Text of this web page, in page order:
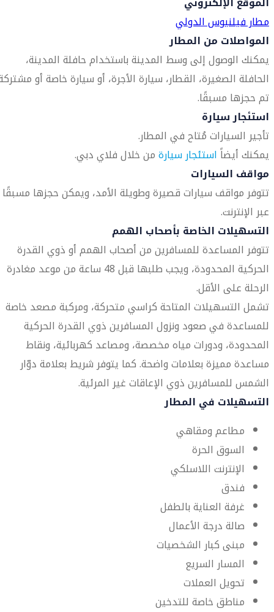
مطار فيلنيوس الدولي
المواصلات من المطار
يمكنك الوصول إلى وسط المدينة باستخدام حافلة المدينة،
الحافلة الصغيرة، القطار، سيارة الأجرة، أو سيارة خاصة أو
تم حجزها مسبقًا.
استئجار سيارة
تأجير السيارات مُتاح في المطار.
يمكنك أيضاًاستئجار سيارةمن خلال فلاي دبي.
مواقف السيارات
تتوفر مواقف سيارات قصيرة وطويلة الأمد، ويمكن حجزها مسبقًا
عبر الإنترنت.
التسهيلات الخاصة بأصحاب الهمم
تتوفر المساعدة للمسافرين من أصحاب الهمم أو ذوي القدرة
الحركية المحدودة، ويجب طلبها قبل 48 ساعة من موعد مغادرة
الرحلة على الأقل.
تشمل التسهيلات المتاحة كراسي متحركة، ومركبة مصعد خاصة
للمساعدة في صعود ونزول المسافرين ذوي القدرة الحركية
المحدودة، ودورات مياه مخصصة، ومصاعد كهربائية، ونقاط
مساعدة مميزة بعلامات واضحة. كما يتوفر شريط بعلامة دوّار
الشمس للمسافرين ذوي الإعاقات غير المرئية.
التسهيلات في المطار
مطاعم ومقاهي
السوق الحرة
الإنترنت اللاسلكي
فندق
غرفة العناية بالطفل
صالة درجة الأعمال
مبنى كبار الشخصيات
المسار السريع
تحويل العملات
مناطق خاصة للتدخين